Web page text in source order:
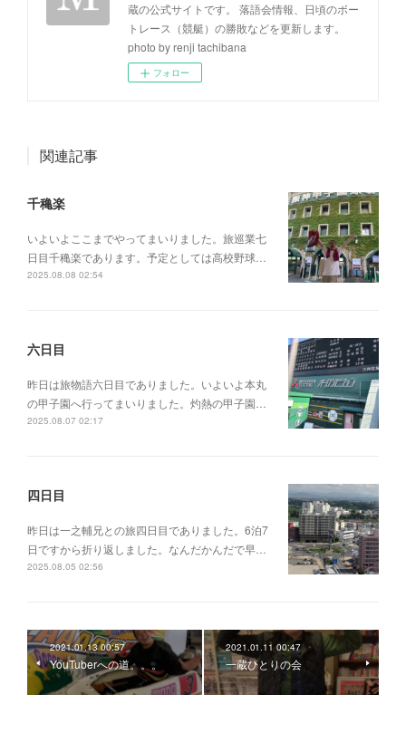
蔵の公式サイトです。 落語会情報、日頃のボー
トレース（競艇）の勝敗などを更新します。
photo by renji tachibana
フォロー
関連記事
千穐楽
いよいよここまでやってまいりました。旅巡業七
日目千穐楽であります。予定としては高校野球…
2025.08.08 02:54
六日目
昨日は旅物語六日目でありました。いよいよ本丸
の甲子園へ行ってまいりました。灼熱の甲子園…
2025.08.07 02:17
四日目
昨日は一之輔兄との旅四日目でありました。6泊7
日ですから折り返しました。なんだかんだで早…
2025.08.05 02:56
2021.01.13 00:57
YouTuberへの道。。。
2021.01.11 00:47
一蔵ひとりの会